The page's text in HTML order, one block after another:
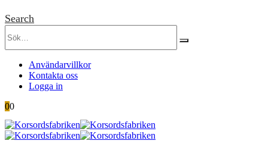
Search
Användarvillkor
Kontakta oss
Logga in
00